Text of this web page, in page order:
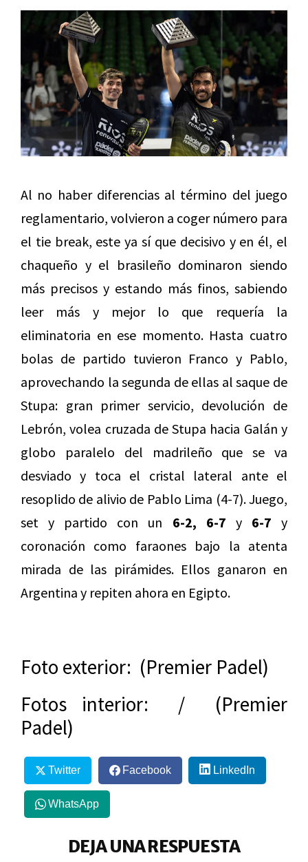
Al no haber diferencias al término del juego
reglamentario, volvieron a coger número para
el tie break, este ya sí que decisivo y en él, el
chaqueño y el brasileño dominaron siendo
más precisos y estando más finos, sabiendo
leer más y mejor lo que requería la
eliminatoria en ese momento. Hasta cuatro
bolas de partido tuvieron Franco y Pablo,
aprovechando la segunda de ellas al saque de
Stupa: gran primer servicio, devolución de
Lebrón, volea cruzada de Stupa hacia Galán y
globo paralelo del madrileño que se va
desviado y toca el cristal lateral ante el
resoplido de alivio de Pablo Lima (4-7). Juego,
set y partido con un 6-2, 6-7 y 6-7 y
coronación como faraones bajo la atenta
mirada de las pirámides. Ellos ganaron en
Argentina y repiten ahora en Egipto.
Foto exterior: (Premier Padel)
Fotos interior: / (Premier
Padel)
Twitter Facebook LinkedIn
WhatsApp
DEJA UNA RESPUESTA